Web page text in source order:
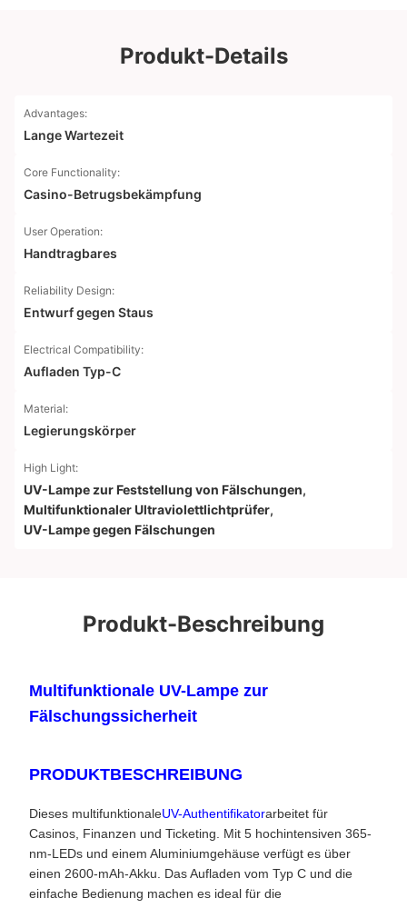
Produkt-Details
Advantages:
Lange Wartezeit
Core Functionality:
Casino-Betrugsbekämpfung
User Operation:
Handtragbares
Reliability Design:
Entwurf gegen Staus
Electrical Compatibility:
Aufladen Typ-C
Material:
Legierungskörper
High Light:
UV-Lampe zur Feststellung von Fälschungen,
Multifunktionaler Ultraviolettlichtprüfer,
UV-Lampe gegen Fälschungen
Produkt-Beschreibung
Multifunktionale UV-Lampe zur
Fälschungssicherheit
PRODUKTBESCHREIBUNG
Dieses multifunktionaleUV-Authentifikatorarbeitet für
Casinos, Finanzen und Ticketing. Mit 5 hochintensiven 365-
nm-LEDs und einem Aluminiumgehäuse verfügt es über
einen 2600-mAh-Akku. Das Aufladen vom Typ C und die
einfache Bedienung machen es ideal für die